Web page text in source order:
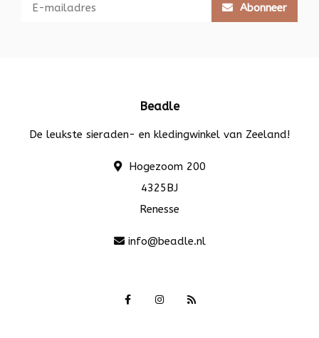
Abonneer
Beadle
De leukste sieraden- en kledingwinkel van Zeeland!
Hogezoom 200
4325BJ
Renesse
info@beadle.nl